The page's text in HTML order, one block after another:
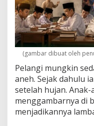
(gambar dibuat oleh
Pelangi mungkin
aneh. Sejak dahulu
setelah hujan.
menggambarnya di
menjadikannya